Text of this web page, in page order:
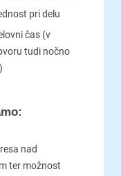
pri delu
čas (v
tudi nočno
nad
ter možnost